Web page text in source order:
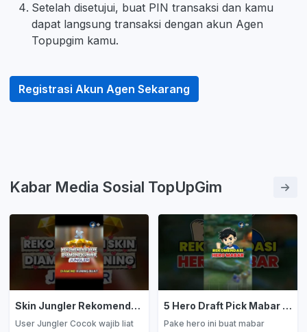
Setelah disetujui, buat PIN transaksi dan kamu
dapat langsung transaksi dengan akun Agen
Topupgim kamu.
Registrasi Akun Agen Sekarang
Kabar Media Sosial TopUpGim
Skin Jungler Rekomendasi Diamond Kuning
User Jungler Cocok wajib liat
5 Hero Draft Pick Mabar Auto Win
Pake hero ini buat mabar